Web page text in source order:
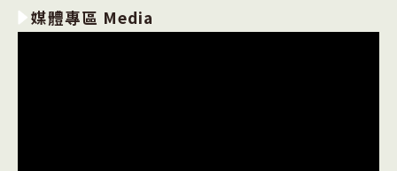
媒體專區 Media